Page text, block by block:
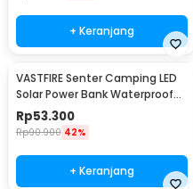
+ Keranjang
VASTFIRE Senter Camping LED
Solar Power Bank Waterproof
IP65 - YD-878A
Rp53.300
Rp90.900 42%
+ Keranjang